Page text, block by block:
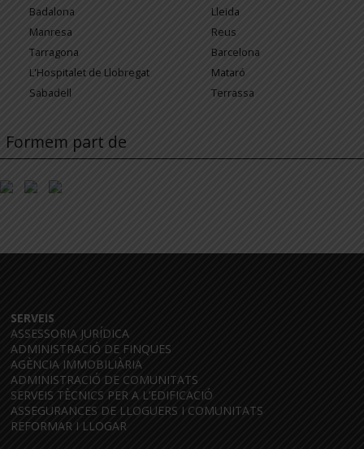
Badalona
Lleida
Manresa
Reus
Tarragona
Barcelona
L'Hospitalet de Llobregat
Mataró
Sabadell
Terrassa
Formem part de
SERVEIS
ASSESSORIA JURÍDICA
ADMINISTRACIÓ DE FINQUES
AGÈNCIA IMMOBILIÀRIA
ADMINISTRACIÓ DE COMUNITATS
SERVEIS TÈCNICS PER A L’EDIFICACIÓ
ASSEGURANCES DE LLOGUERS I COMUNITATS
REFORMAR I LLOGAR